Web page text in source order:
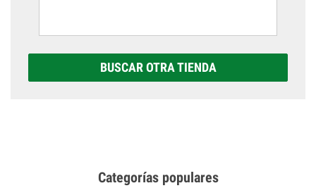
BUSCAR OTRA TIENDA
Categorías populares